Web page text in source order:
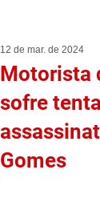
Motorista
sofre
Gomes
12 de mar. de 2024